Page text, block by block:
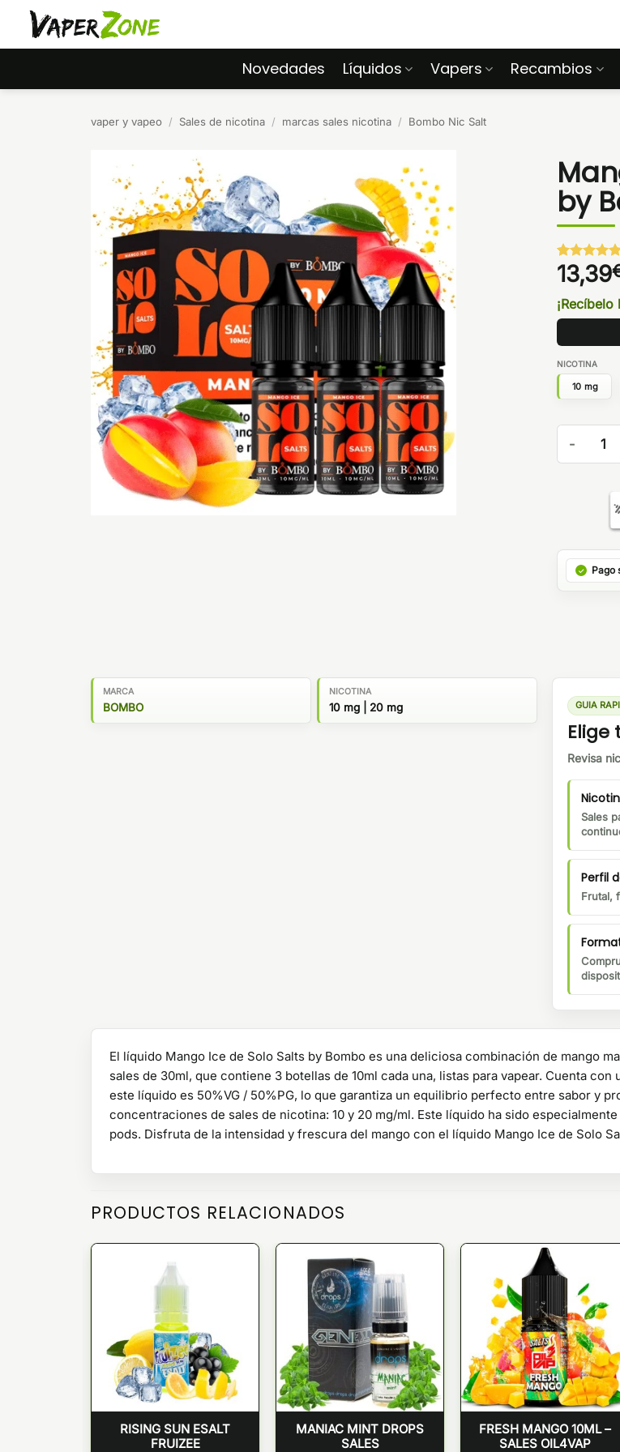
Saltar
contenido
Novedades Líquidos Vapers Recambios
vaper y vapeo / Sales de nicotina / marcas sales nicotina / Bombo Nic Salt
by
Valorado
con5de 5
1
valoración
de un
13,39
¡Recíbelo
NICOTINA
10 mg
Mango
Pago
MARCA
BOMBO
NICOTINA
10 mg | 20 mg GUIA
Elige
Revisa
Sales
Perfil
Frutal,
El líquido Mango Ice de Solo Salts by Bombo es una deliciosa combinación de mango
sales de 30ml, que contiene 3 botellas de 10ml cada una, listas para vapear. Cuenta
este líquido es 50%VG / 50%PG, lo que garantiza un equilibrio perfecto entre sabor y
concentraciones de sales de nicotina: 10 y 20 mg/ml. Este líquido ha sido
pods. Disfruta de la intensidad y frescura del mango con el líquido Mango Ice de Solo
PRODUCTOS RELACIONADOS
RISING SUN ESALT
FRUIZEE
MANIAC MINT DROPS
SALES
FRESH MANGO 10ML –
SALES OIL4VAP